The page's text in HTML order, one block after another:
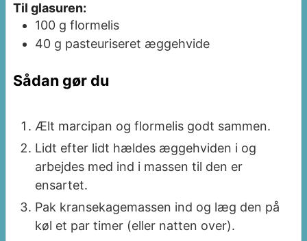
Til glasuren:
100 g flormelis
40 g pasteuriseret æggehvide
Sådan gør du
Ælt marcipan og flormelis godt sammen.
Lidt efter lidt hældes æggehviden i og
arbejdes med ind i massen til den er
ensartet.
Pak kransekagemassen ind og læg den på
køl et par timer (eller natten over).